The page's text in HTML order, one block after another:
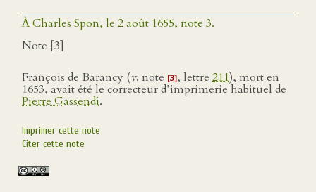
À Charles Spon, le 2 août 1655, note 3.
Note [3]
François de Barancy (v. note [3], lettre 211), mort en
1653, avait été le correcteur d’imprimerie habituel de
Pierre Gassendi.
Imprimer cette note
Citer cette note